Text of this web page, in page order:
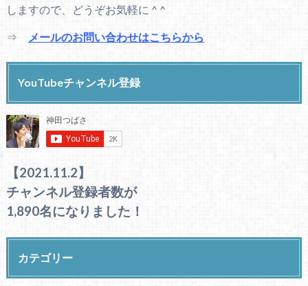
しますので、どうぞお気軽に ^ ^
⇒ メールのお問い合わせはこちらから
YouTubeチャンネル登録
【2021.11.2】
チャンネル登録者数が
1,890名になりました！
カテゴリー